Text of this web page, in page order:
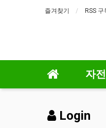
즐겨찾기 RSS 구
자
Login